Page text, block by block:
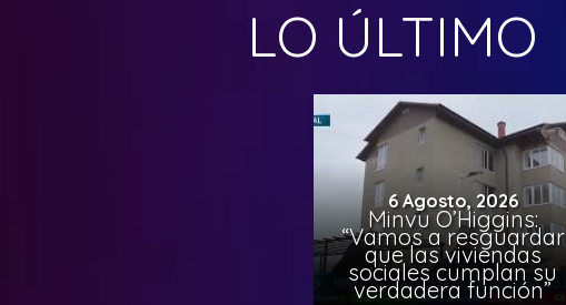
LO ÚLTIMO
6 Agosto, 2026
Minvu O’Higgins:
“Vamos a resguardar
que las viviendas
sociales cumplan su
verdadera función”